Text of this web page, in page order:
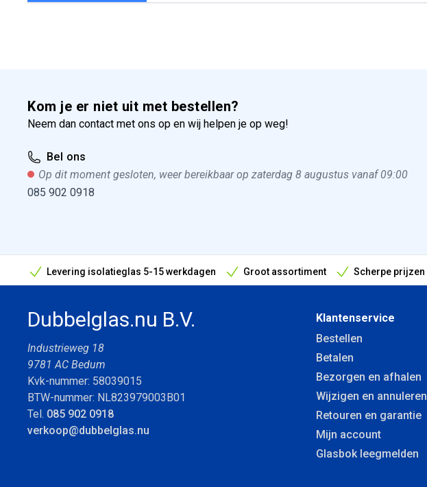
Kom je er niet uit met bestellen?
Neem dan contact met ons op en wij helpen je op weg!
Bel ons
Op dit moment gesloten, weer bereikbaar op zaterdag 8 augustus vanaf 09:00
085 902 0918
Levering isolatieglas 5-15 werkdagen Groot assortiment Scherpe prijzen
Bouwvak geopend! Óók snelle leveringen tijdens de vakantieperiode
Dubbelglas.nu B.V.
Industrieweg 18
9781 AC Bedum
Kvk-nummer: 58039015
BTW-nummer: NL823979003B01
Tel. 085 902 0918
verkoop@dubbelglas.nu
Klantenservice
Bestellen
Betalen
Bezorgen en afhalen
Wijzigen en annuleren
Retouren en garantie
Mijn account
Glasbok leegmelden